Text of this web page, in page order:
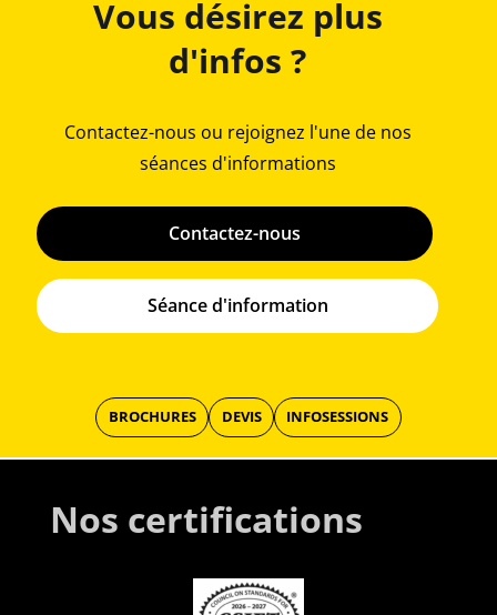
Vous désirez plus
d'infos ?
Contactez-nous ou rejoignez l'une de nos
séances d'informations
Contactez-nous
Séance d'information
BROCHURES DEVIS INFOSESSIONS
Nos certifications